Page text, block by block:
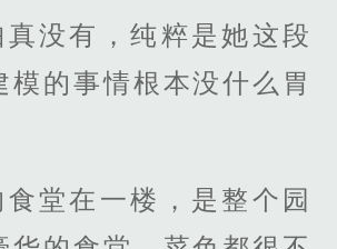
真没有，纯粹是她这段
模的事情根本没什么胃
堂在一楼，是整个园